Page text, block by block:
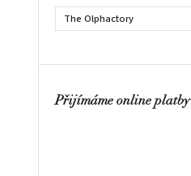
The Olphactory
Přijímáme online platby